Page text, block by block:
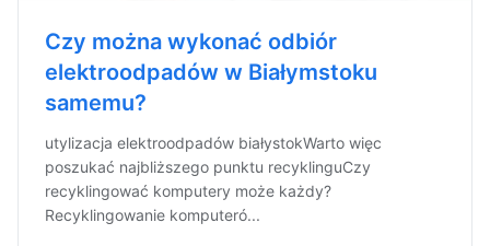
Czy można wykonać odbiór
elektroodpadów w Białymstoku
samemu?
utylizacja elektroodpadów białystokWarto więc
poszukać najbliższego punktu recyklinguCzy
recyklingować komputery może każdy?
Recyklingowanie komputeró...